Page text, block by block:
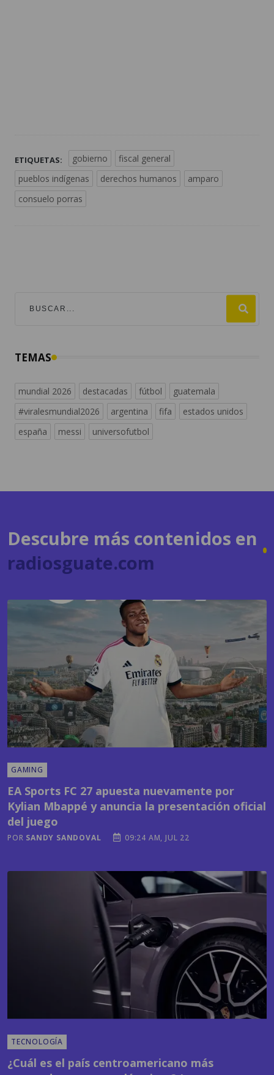
ETIQUETAS: gobierno
fiscal general
pueblos indígenas
derechos humanos
amparo
consuelo porras
TEMAS
mundial 2026 destacadas fútbol
guatemala
#viralesmundial2026
argentina fifa
estados unidos
españa
messi universofutbol
Descubre más contenidos en
radiosguate.com
GAMING
EA Sports FC 27 apuesta nuevamente por
Kylian Mbappé y anuncia la presentación oficial
del juego
POR SANDY SANDOVAL 09:24 AM, JUL 22
TECNOLOGÍA
¿Cuál es el país centroamericano más